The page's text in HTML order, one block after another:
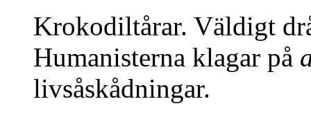
Krokodiltårar. Väldigt
Humanisterna klagar på
livsåskådningar.